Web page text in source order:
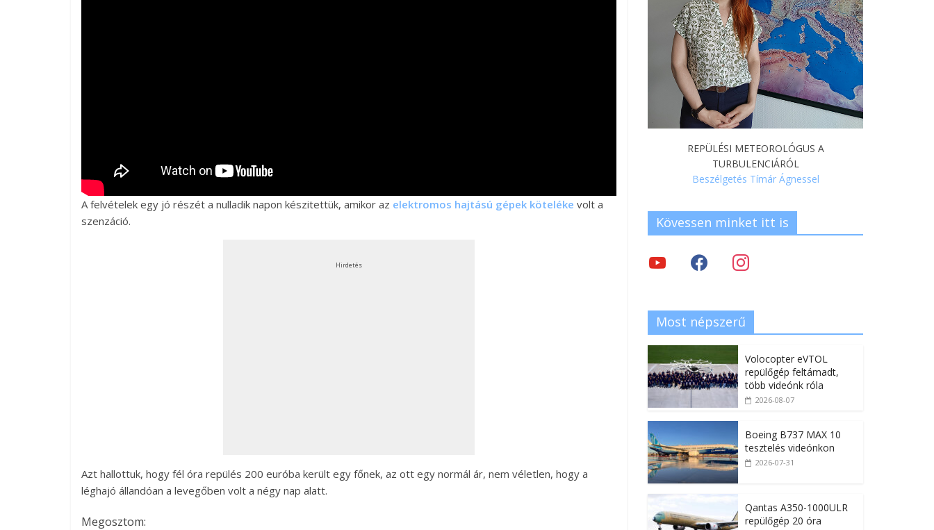
A felvételek egy jó részét a nulladik napon készitettük, amikor az elektromos hajtású gépek köteléke volt a
szenzáció.
Hirdetés
Azt hallottuk, hogy fél óra repülés 200 euróba került egy főnek, az ott egy normál ár, nem véletlen, hogy a
léghajó állandóan a levegőben volt a négy nap alatt.
Megosztom:
REPÜLÉSI METEOROLÓGUS A
TURBULENCIÁRÓL
Beszélgetés Tímár Ágnessel
Kövessen minket itt is
Most népszerű
Volocopter eVTOL
repülőgép feltámadt,
több videónk róla
2026-08-07
Boeing B737 MAX 10
tesztelés videónkon
2026-07-31
Qantas A350-1000ULR
repülőgép 20 óra